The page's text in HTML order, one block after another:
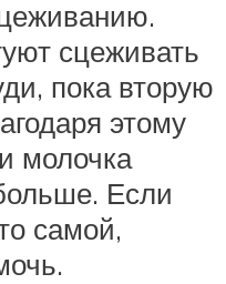
сцеживать
пока вторую
этому
молочка
Если
самой,